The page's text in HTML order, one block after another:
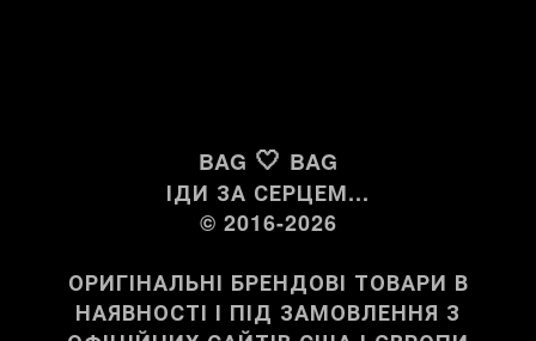
BAG 🤍 BAG
ІДИ ЗА СЕРЦЕМ...
© 2016-2026
ОРИГІНАЛЬНІ БРЕНДОВІ ТОВАРИ В
НАЯВНОСТІ І ПІД ЗАМОВЛЕННЯ З